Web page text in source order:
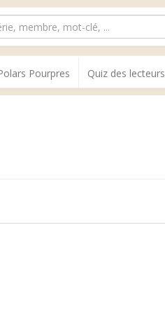
Pourpres Quiz des lecteurs